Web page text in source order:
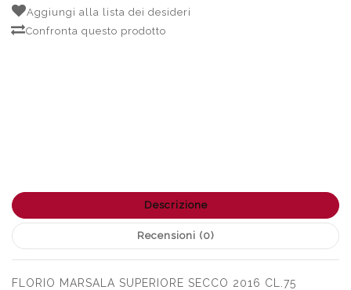
Aggiungi alla lista dei desideri
Confronta questo prodotto
Descrizione
Recensioni (0)
FLORIO MARSALA SUPERIORE SECCO 2016 CL.75